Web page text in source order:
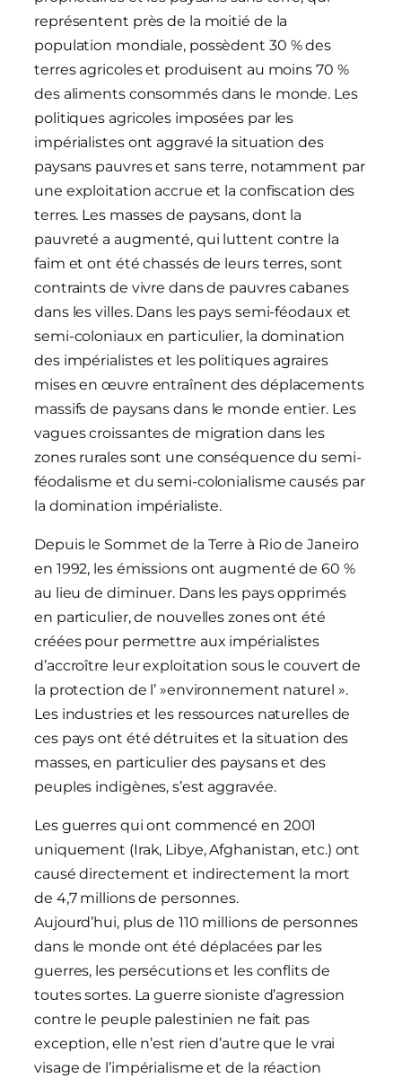
représentent près de la moitié de la
population mondiale, possèdent 30 % des
terres agricoles et produisent au moins 70 %
des aliments consommés dans le monde. Les
politiques agricoles imposées par les
impérialistes ont aggravé la situation des
paysans pauvres et sans terre, notamment par
une exploitation accrue et la confiscation des
terres. Les masses de paysans, dont la
pauvreté a augmenté, qui luttent contre la
faim et ont été chassés de leurs terres, sont
contraints de vivre dans de pauvres cabanes
dans les villes. Dans les pays semi-féodaux et
semi-coloniaux en particulier, la domination
des impérialistes et les politiques agraires
mises en œuvre entraînent des déplacements
massifs de paysans dans le monde entier. Les
vagues croissantes de migration dans les
zones rurales sont une conséquence du semi-
féodalisme et du semi-colonialisme causés par
la domination impérialiste.
Depuis le Sommet de la Terre à Rio de Janeiro
en 1992, les émissions ont augmenté de 60 %
au lieu de diminuer. Dans les pays opprimés
en particulier, de nouvelles zones ont été
créées pour permettre aux impérialistes
d’accroître leur exploitation sous le couvert de
la protection de l’ »environnement naturel ».
Les industries et les ressources naturelles de
ces pays ont été détruites et la situation des
masses, en particulier des paysans et des
peuples indigènes, s’est aggravée.
Les guerres qui ont commencé en 2001
uniquement (Irak, Libye, Afghanistan, etc.) ont
causé directement et indirectement la mort
de 4,7 millions de personnes.
Aujourd’hui, plus de 110 millions de personnes
dans le monde ont été déplacées par les
guerres, les persécutions et les conflits de
toutes sortes. La guerre sioniste d’agression
contre le peuple palestinien ne fait pas
exception, elle n’est rien d’autre que le vrai
visage de l’impérialisme et de la réaction